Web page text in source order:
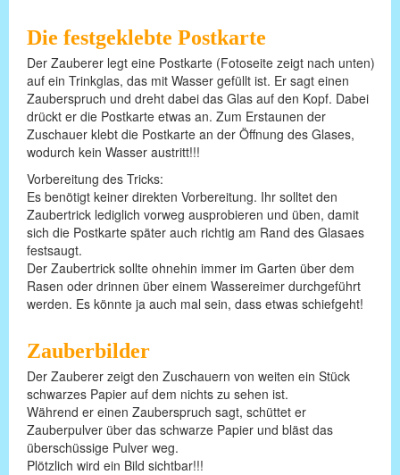
Die festgeklebte Postkarte
Der Zauberer legt eine Postkarte (Fotoseite zeigt nach unten)
auf ein Trinkglas, das mit Wasser gefüllt ist. Er sagt einen
Zauberspruch und dreht dabei das Glas auf den Kopf. Dabei
drückt er die Postkarte etwas an. Zum Erstaunen der
Zuschauer klebt die Postkarte an der Öffnung des Glases,
wodurch kein Wasser austritt!!!
Vorbereitung des Tricks:
Es benötigt keiner direkten Vorbereitung. Ihr solltet den
Zaubertrick lediglich vorweg ausprobieren und üben, damit
sich die Postkarte später auch richtig am Rand des Glasaes
festsaugt.
Der Zaubertrick sollte ohnehin immer im Garten über dem
Rasen oder drinnen über einem Wassereimer durchgeführt
werden. Es könnte ja auch mal sein, dass etwas schiefgeht!
Zauberbilder
Der Zauberer zeigt den Zuschauern von weiten ein Stück
schwarzes Papier auf dem nichts zu sehen ist.
Während er einen Zauberspruch sagt, schüttet er
Zauberpulver über das schwarze Papier und bläst das
überschüssige Pulver weg.
Plötzlich wird ein Bild sichtbar!!!